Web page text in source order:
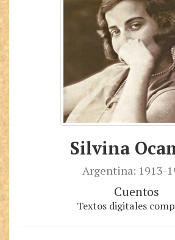
Silvina
Argentina: 1913-
Cuentos
Textos digitales